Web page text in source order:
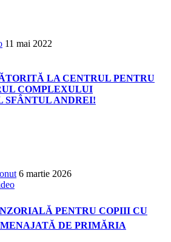
11 mai 2022
LA CENTRUL PENTRU
COMPLEXULUI
ANDREI!
6 martie 2026
PENTRU COPIII CU
DE PRIMĂRIA